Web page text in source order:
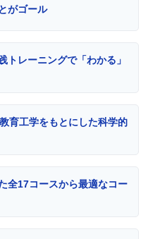
がゴール
トレーニングで「わかる」
育工学をもとにした科学的
全17コースから最適なコー